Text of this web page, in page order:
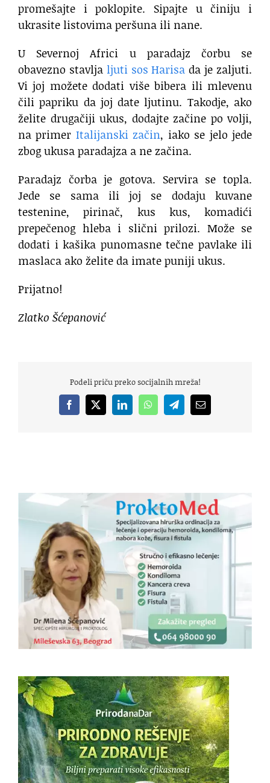
promešajte i poklopite. Sipajte u činiju i
ukrasite listovima peršuna ili nane.
U Severnoj Africi u paradajz čorbu se
obavezno stavlja ljuti sos Harisa da je zaljuti.
Vi joj možete dodati više bibera ili mlevenu
čili papriku da joj date ljutinu. Takodje, ako
želite drugačiji ukus, dodajte začine po volji,
na primer Italijanski začin, iako se jelo jede
zbog ukusa paradajza a ne začina.
Paradajz čorba je gotova. Servira se topla.
Jede se sama ili joj se dodaju kuvane
testenine, pirinač, kus kus, komadići
prepečenog hleba i slični prilozi. Može se
dodati i kašika punomasne tečne pavlake ili
maslaca ako želite da imate puniji ukus.
Prijatno!
Zlatko Šćepanović
Podeli priču preko socijalnih mreža!
Facebook
X LinkedInWhatsAppTelegramEmail